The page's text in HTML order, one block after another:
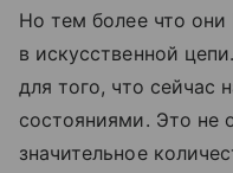
Но тем более что
в искусственной
для того, что сейчас
состояниями. Это не
значительное